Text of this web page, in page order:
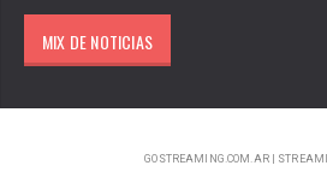
MIX DE NOTICIAS
GOSTREAMING.COM.AR |